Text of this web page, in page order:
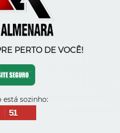
PERTO DE VOCÊ!
está sozinho:
51